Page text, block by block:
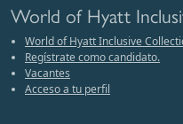
World of Hyatt
World of Hyatt Inclusive
Regístrate como candidato.
Vacantes
Acceso a tu perfil